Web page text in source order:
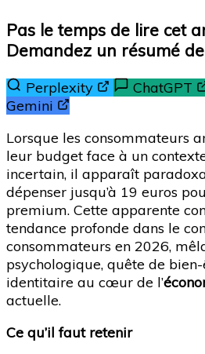
Pas le temps de lire cet
Demandez un résumé
Perplexity ChatGPT
Gemini
Lorsque les consommateurs
leur budget face à un
incertain, il apparaît
dépenser jusqu’à 19 euros
premium. Cette apparente
tendance profonde dans le
consommateurs en 2026,
psychologique, quête de
identitaire au cœur de l’
actuelle.
Ce qu’il faut retenir